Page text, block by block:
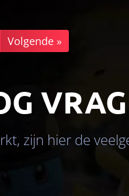
Volgende »
zijn hier de